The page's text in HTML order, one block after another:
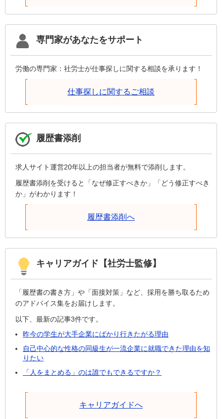
専門家があなたをサポート
労働の専門家：社労士が仕事探しに関する相談を承ります！
仕事探しに関するご相談
履歴書添削
求人サイト運営20年以上の担当者が無料で添削します。
履歴書添削を受けると「なぜ修正すべきか」「どう修正すべき
か」がわかります！
履歴書添削へ
キャリアガイド【社労士監修】
「履歴書の書き方」や「面接対策」など、採用を勝ち取るため
のアドバイス集をお届けします。
以下、最新の記事3件です。
昨今の学生が大手企業にばかり行きたがる理由
自己中心的な性格の同級生が一流企業に就職できた理由を知
りたい
「人をまとめる」のは誰でもできるですか？
キャリアガイドへ